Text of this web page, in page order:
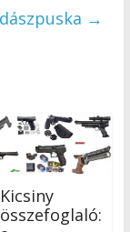
→
Kicsiny
összefoglaló: